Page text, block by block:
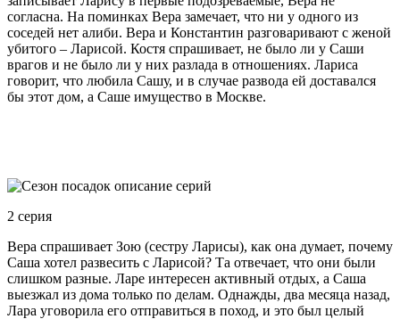
согласна. На поминках Вера замечает, что ни у одного из
соседей нет алиби. Вера и Константин разговаривают с женой
убитого – Ларисой. Костя спрашивает, не было ли у Саши
врагов и не было ли у них разлада в отношениях. Лариса
говорит, что любила Сашу, и в случае развода ей доставался
бы этот дом, а Саше имущество в Москве.
2 серия
Вера спрашивает Зою (сестру Ларисы), как она думает, почему
Саша хотел развесить с Ларисой? Та отвечает, что они были
слишком разные. Ларе интересен активный отдых, а Саша
выезжал из дома только по делам. Однажды, два месяца назад,
Лара уговорила его отправиться в поход, и это был целый